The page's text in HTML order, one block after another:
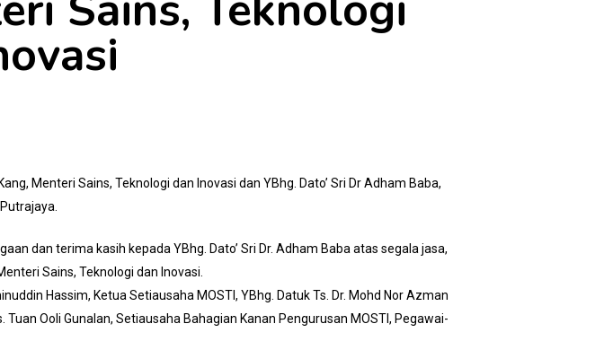
Menteri Sains, Teknologi dan Inovasi dan YBhg. Dato’ Sri Dr Adham Baba,
dan terima kasih kepada YBhg. Dato’ Sri Dr. Adham Baba atas segala jasa,
Sains, Teknologi dan Inovasi.
Hassim, Ketua Setiausaha MOSTI, YBhg. Datuk Ts. Dr. Mohd Nor Azman
Ooli Gunalan, Setiausaha Bahagian Kanan Pengurusan MOSTI, Pegawai-